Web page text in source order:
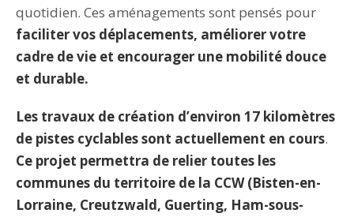
quotidien. Ces aménagements sont pensés pour
faciliter vos déplacements, améliorer votre
cadre de vie et encourager une mobilité douce
et durable.
Les travaux de création d’environ 17 kilomètres
de pistes cyclables sont actuellement en cours.
Ce projet permettra de relier toutes les
communes du territoire de la CCW (Bisten-en-
Lorraine, Creutzwald, Guerting, Ham-sous-